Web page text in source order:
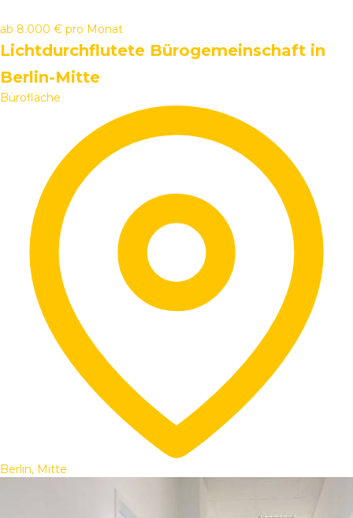
ab 8.000 € pro Monat
Lichtdurchflutete Bürogemeinschaft in
Berlin-Mitte
Bürofläche
Berlin, Mitte